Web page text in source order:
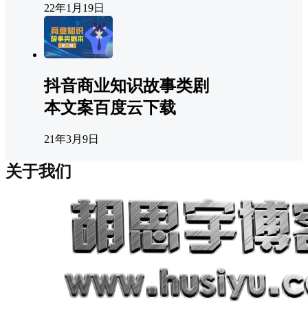
22年1月19日
抖音商业知识故事类剧
本文案百度云下载
21年3月9日
关于我们